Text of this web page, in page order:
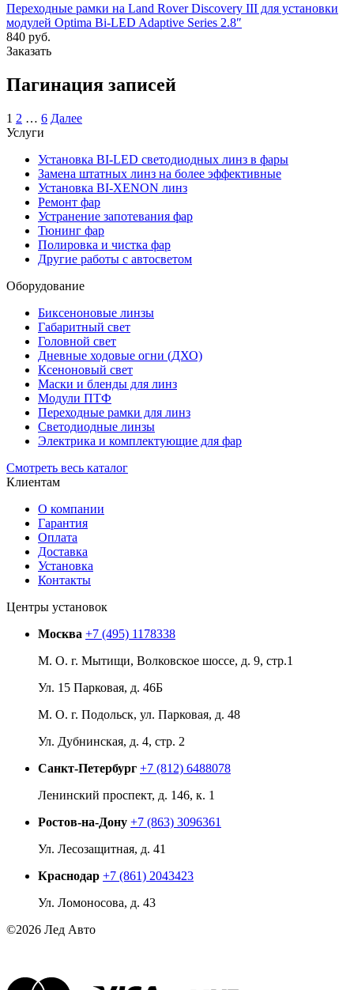
Переходные рамки на Land Rover Discovery III для установки
модулей Optima Bi-LED Adaptive Series 2.8″
840 руб.
Заказать
Пагинация записей
1 2 … 6 Далее
Услуги
Установка BI-LED светодиодных линз в фары
Замена штатных линз на более эффективные
Установка BI-XENON линз
Ремонт фар
Устранение запотевания фар
Тюнинг фар
Полировка и чистка фар
Другие работы с автосветом
Оборудование
Биксеноновые линзы
Габаритный свет
Головной свет
Дневные ходовые огни (ДХО)
Ксеноновый свет
Маски и бленды для линз
Модули ПТФ
Переходные рамки для линз
Светодиодные линзы
Электрика и комплектующие для фар
Смотреть весь каталог
Клиентам
О компании
Гарантия
Оплата
Доставка
Установка
Контакты
Центры установок
Москва +7 (495) 1178338
М. О. г. Мытищи, Волковское шоссе, д. 9, стр.1
Ул. 15 Парковая, д. 46Б
М. О. г. Подольск, ул. Парковая, д. 48
Ул. Дубнинская, д. 4, стр. 2
Санкт-Петербург +7 (812) 6488078
Ленинский проспект, д. 146, к. 1
Ростов-на-Дону +7 (863) 3096361
Ул. Лесозащитная, д. 41
Краснодар +7 (861) 2043423
Ул. Ломоносова, д. 43
©2026 Лед Авто